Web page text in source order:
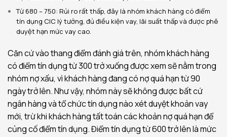
Từ 680 – 750: Rủi ro rất thấp, đây là nhóm khách hàng có điểm
tín dụng CIC lý tưởng, đủ điều kiện vay, lãi suất thấp và được phê
duyệt hạn mức vay cao.
Căn cứ vào thang điểm đánh giá trên, nhóm khách hàng
có điểm tín dụng từ 300 trở xuống được xem sẽ nằm trong
nhóm nợ xấu, vì khách hàng đang có nợ quá hạn từ 90
ngày trở lên. Như vậy, nhóm này sẽ không được bất cứ
ngân hàng và tổ chức tín dụng nào xét duyệt khoản vay
mới, trừ khi khách hàng tất toán các khoản nợ quá hạn để
củng cố điểm tín dụng. Điểm tín dụng từ 600 trở lên là mức